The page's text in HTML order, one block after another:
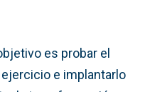
es probar el
e implantarlo